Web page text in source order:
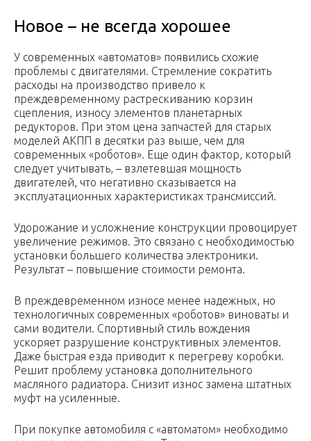
Новое – не всегда хорошее
У современных «автоматов» появились схожие
проблемы с двигателями. Стремление сократить
расходы на производство привело к
преждевременному растрескиванию корзин
сцепления, износу элементов планетарных
редукторов. При этом цена запчастей для старых
моделей АКПП в десятки раз выше, чем для
современных «роботов». Еще один фактор, который
следует учитывать, – взлетевшая мощность
двигателей, что негативно сказывается на
эксплуатационных характеристиках трансмиссий.
Удорожание и усложнение конструкции провоцирует
увеличение режимов. Это связано с необходимостью
установки большего количества электроники.
Результат – повышение стоимости ремонта.
В преждевременном износе менее надежных, но
технологичных современных «роботов» виноваты и
сами водители. Спортивный стиль вождения
ускоряет разрушение конструктивных элементов.
Даже быстрая езда приводит к перегреву коробки.
Решит проблему установка дополнительного
масляного радиатора. Снизит износ замена штатных
муфт на усиленные.
При покупке автомобиля с «автоматом» необходимо